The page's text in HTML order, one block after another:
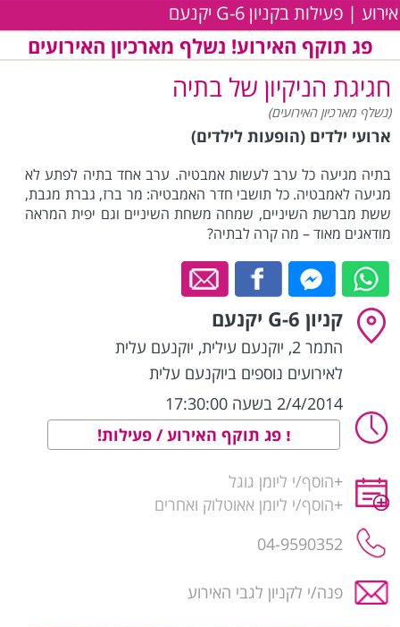
אירוע | פעילות בקניון G-6 יקנעם
פג תוקף האירוע! נשלף מארכיון האירועים
חגיגת הניקיון של בתיה
(נשלף מארכיון האירועים)
ארועי ילדים (הופעות לילדים)
בתיה מגיעה כל ערב לעשות אמבטיה. ערב אחד בתיה לפתע לא
מגיעה לאמבטיה. כל תושבי חדר האמבטיה: מר ברז, גברת מגבת,
ששת מברשת השיניים, שמחה משחת השיניים וגם יפית המראה
מודאגים מאוד – מה קרה לבתיה?
קניון G-6 יקנעם
התמר 2, יוקנעם עילית , יוקנעם עלית
לאירועים נוספים ביוקנעם עלית
2/4/2014 בשעה 17:30:00
פג תוקף האירוע / פעילות!
+הוסף/י ליומן גוגל
+הוסף/י ליומן אאוטלוק ואחרים
04-9590352
פנה/י לקניון לגבי האירוע